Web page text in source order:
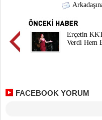
Erçetin
Verdi Hem
FACEBOOK YORUM